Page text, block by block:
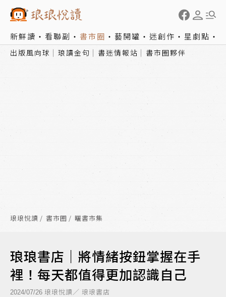
新鮮讀 看聯副 書市圈 藝開罐 迷創作 星劇點
出版風向球 琅讀金句 書迷情報站 書市圈夥伴
琅琅悅讀 書市圈 曬書市集
琅琅書店｜將情緒按鈕掌握在手
裡！每天都值得更加認識自己
2024/07/26 琅琅悅讀／ 琅琅書店